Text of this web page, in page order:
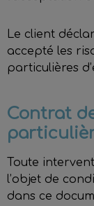
Le client
accepté les
particulières
Contrat
Toute
l’objet de
dans ce